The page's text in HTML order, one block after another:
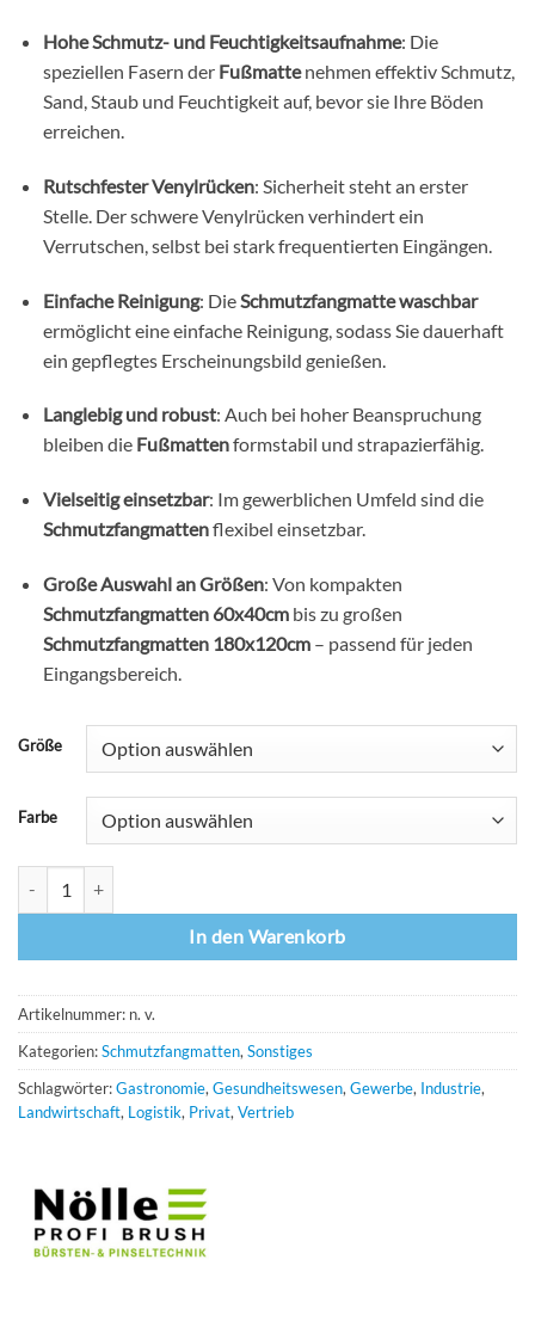
Hohe Schmutz- und Feuchtigkeitsaufnahme: Die
speziellen Fasern der Fußmattenehmen effektiv Schmutz,
Sand, Staub und Feuchtigkeit auf, bevor sie Ihre Böden
erreichen.
Rutschfester Venylrücken: Sicherheit steht an erster
Stelle. Der schwere Venylrücken verhindert ein
Verrutschen, selbst bei stark frequentierten Eingängen.
Einfache Reinigung: Die Schmutzfangmatte waschbar
ermöglicht eine einfache Reinigung, sodass Sie dauerhaft
ein gepflegtes Erscheinungsbild genießen.
Langlebig und robust: Auch bei hoher Beanspruchung
bleiben die Fußmattenformstabil und strapazierfähig.
Vielseitig einsetzbar: Im gewerblichen Umfeld sind die
Schmutzfangmattenflexibel einsetzbar.
Große Auswahl an Größen: Von kompakten
Schmutzfangmatten 60x40cmbis zu großen
Schmutzfangmatten 180x120cm– passend für jeden
Eingangsbereich.
Größe
Farbe
In den Warenkorb
Artikelnummer: n. v.
Kategorien:Schmutzfangmatten, Sonstiges
Schlagwörter:Gastronomie, Gesundheitswesen, Gewerbe, Industrie,
Landwirtschaft, Logistik, Privat, Vertrieb